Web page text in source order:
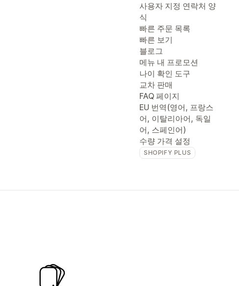
사용자 지정 연락처 양
식
빠른 주문 목록
빠른 보기
블로그
메뉴 내 프로모션
나이 확인 도구
교차 판매
FAQ 페이지
EU 번역(영어, 프랑스
어, 이탈리아어, 독일
어, 스페인어)
수량 가격 설정
SHOPIFY PLUS